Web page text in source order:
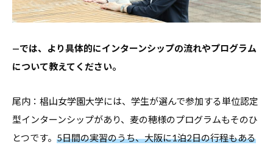
—では、より具体的にインターンシップの流れやプログラム
について教えてください。
尾内：椙山女学園大学には、学生が選んで参加する単位認定
型インターンシップがあり、麦の穂様のプログラムもそのひ
とつです。 5日間の実習のうち、大阪に1泊2日の行程もある